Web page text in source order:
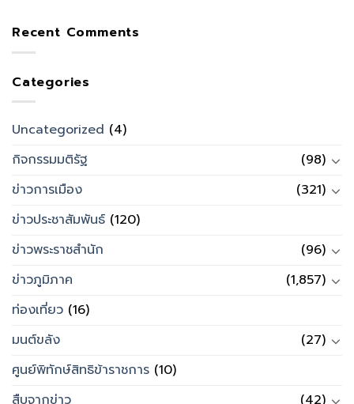
Recent Comments
Categories
Uncategorized (4)
กิจกรรมมติรัฐ
(98)
ข่าวการเมือง
(321)
ข่าวประชาสัมพันธ์ (120)
ข่าวพระราชสำนัก
(96)
ข่าวภูมิภาค
(1,857)
ท่องเที่ยว (16)
มนต์ขลัง
(27)
ศูนย์พิทักษ์สิทธิข้าราชการ (10)